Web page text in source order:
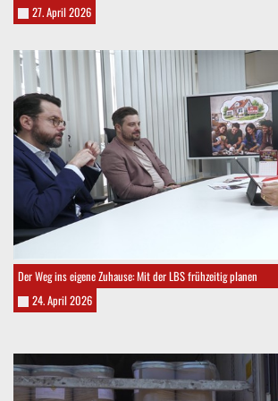
27. April 2026
Der Weg ins eigene Zuhause: Mit der LBS frühzeitig planen
24. April 2026